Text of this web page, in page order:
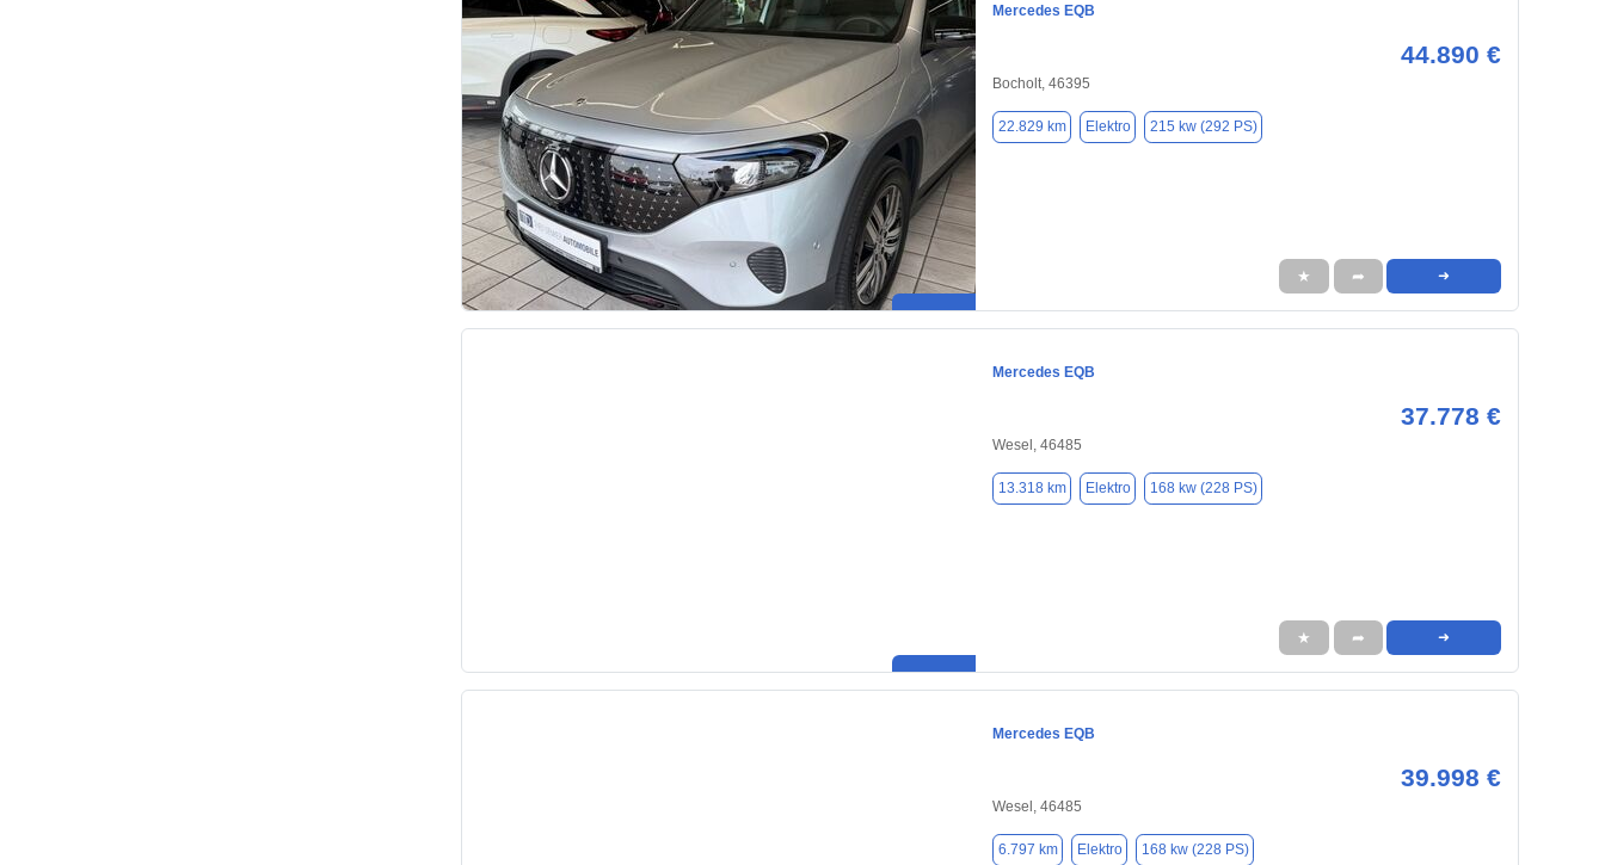
Mercedes EQB
44.890 €
Bocholt, 46395
22.829 km Elektro 215 kw (292 PS)
★ ➦ ➜
Mercedes EQB
37.778 €
Wesel, 46485
13.318 km Elektro 168 kw (228 PS)
★ ➦ ➜
Mercedes EQB
39.998 €
Wesel, 46485
6.797 km Elektro 168 kw (228 PS)